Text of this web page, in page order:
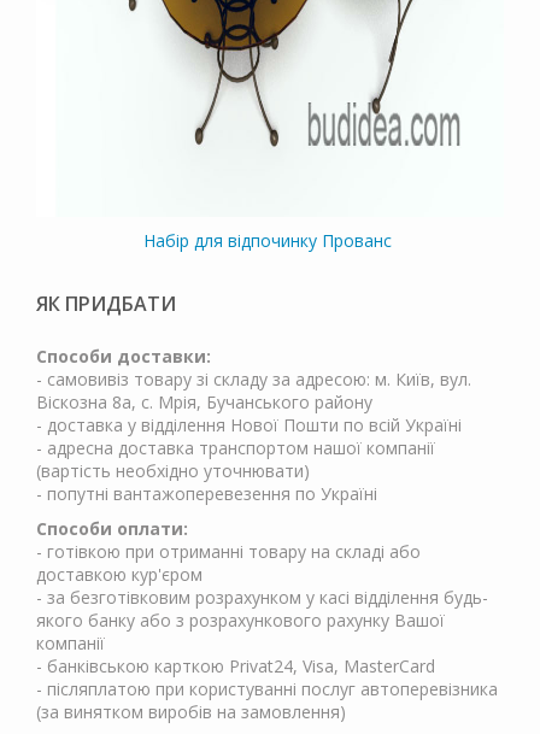
Набір для відпочинку Прованс
ЯК ПРИДБАТИ
Способи доставки:
- самовивіз товару зі складу за адресою: м. Київ, вул.
Віскозна 8а, с. Мрія, Бучанського району
- доставка у відділення Нової Пошти по всій Україні
- адресна доставка транспортом нашої компанії
(вартість необхідно уточнювати)
- попутні вантажоперевезення по Україні
Способи оплати:
- готівкою при отриманні товару на складі або
доставкою кур'єром
- за безготівковим розрахунком у касі відділення будь-
якого банку або з розрахункового рахунку Вашої
компанії
- банківською карткою Privat24, Visa, MasterCard
- післяплатою при користуванні послуг автоперевізника
(за винятком виробів на замовлення)